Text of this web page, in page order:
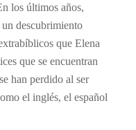
los últimos años,
descubrimiento
que Elena
que se encuentran
han perdido al ser
el inglés, el español